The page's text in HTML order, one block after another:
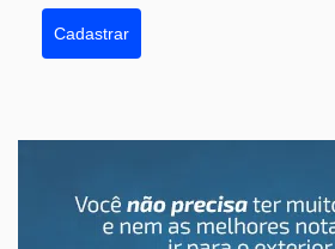
Cadastrar